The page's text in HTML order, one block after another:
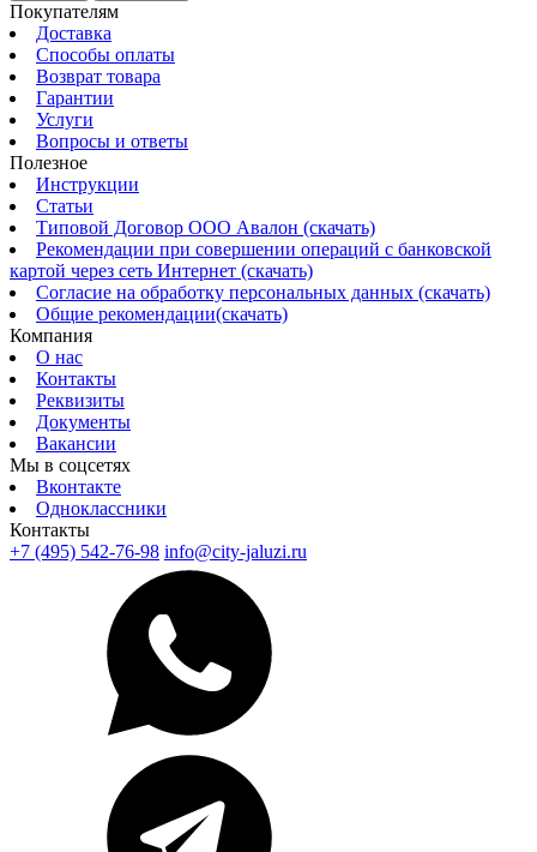
Покупателям
Доставка
Способы оплаты
Возврат товара
Гарантии
Услуги
Вопросы и ответы
Полезное
Инструкции
Статьи
Типовой Договор ООО Авалон (скачать)
Рекомендации при совершении операций с банковской
картой через сеть Интернет (скачать)
Согласие на обработку персональных данных (скачать)
Общие рекомендации(скачать)
Компания
О нас
Контакты
Реквизиты
Документы
Вакансии
Мы в соцсетях
Вконтакте
Одноклассники
Контакты
+7 (495) 542-76-98 info@city-jaluzi.ru